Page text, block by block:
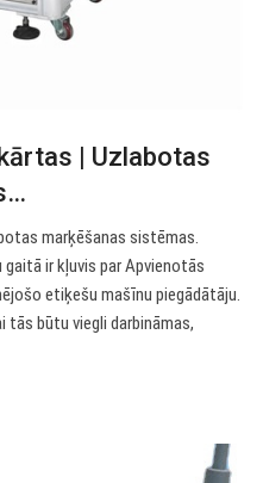
| Uzlabotas
marķēšanas sistēmas.
ir kļuvis par Apvienotās
etiķešu mašīnu piegādātāju.
būtu viegli darbināmas,